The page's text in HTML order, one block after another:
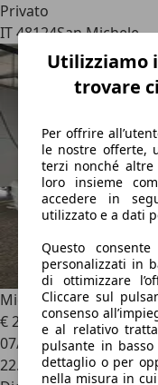
Privato
IT 48124San Michele
Microcar MC1
€ 2.500
07/2008
22.000 km
Utilizziamo
trovare
Per offrire
le nostre offerte,
terzi nonché altre
loro insieme
accedere in
utilizzato e a dati
Questo
personalizzati in
di ottimizzare
Cliccare sul
consenso
e al relativo
pulsante in
dettaglio o per
nella misura in